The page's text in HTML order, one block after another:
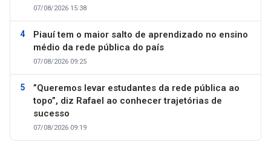
07/08/2026 15:38
Piauí tem o maior salto de aprendizado no ensino
médio da rede pública do país
07/08/2026 09:25
”Queremos levar estudantes da rede pública ao
topo”, diz Rafael ao conhecer trajetórias de
sucesso
07/08/2026 09:19